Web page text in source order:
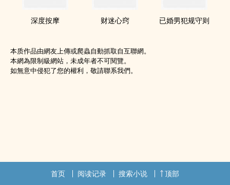
深度按摩 财迷心窍 已婚男犯规守则
本质作品由網友上傳或爬蟲自動抓取自互聯網。
本網為限制級網站，未成年者不可閱覽。
如無意中侵犯了您的權利，敬請聯系我們。
首页 阅读记录 搜索小说 顶部